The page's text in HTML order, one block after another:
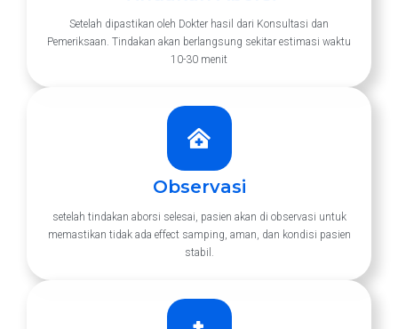
Setelah dipastikan oleh Dokter hasil dari Konsultasi dan
Pemeriksaan. Tindakan akan berlangsung sekitar estimasi waktu
10-30 menit
Observasi
setelah tindakan aborsi selesai, pasien akan di observasi untuk
memastikan tidak ada effect samping, aman, dan kondisi pasien
stabil.